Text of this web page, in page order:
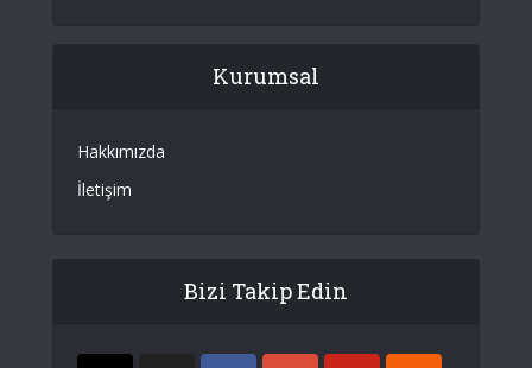
Kurumsal
Hakkımızda
İletişim
Bizi Takip Edin